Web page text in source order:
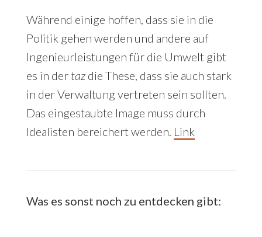
Während einige hoffen, dass sie in die
Politik gehen werden und andere auf
Ingenieurleistungen für die Umwelt gibt
es in der tazdie These, dass sie auch stark
in der Verwaltung vertreten sein sollten.
Das eingestaubte Image muss durch
Idealisten bereichert werden. Link
Was es sonst noch zu entdecken gibt: